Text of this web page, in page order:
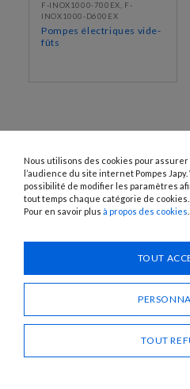
F-INOX1000-700EX, F-
INOX1000-D600EX
Pompes électriques vide-
fûts
1120 Avenue OEHMICHEN -
Pompes Japy
Nous utilisons des cookies pour
l’audience du site internet Pompes
possibilité de modifier les paramètres
tout temps chaque catégorie de cookies.
Pour en savoir plus à propos des cookies
TOUT
TOUT